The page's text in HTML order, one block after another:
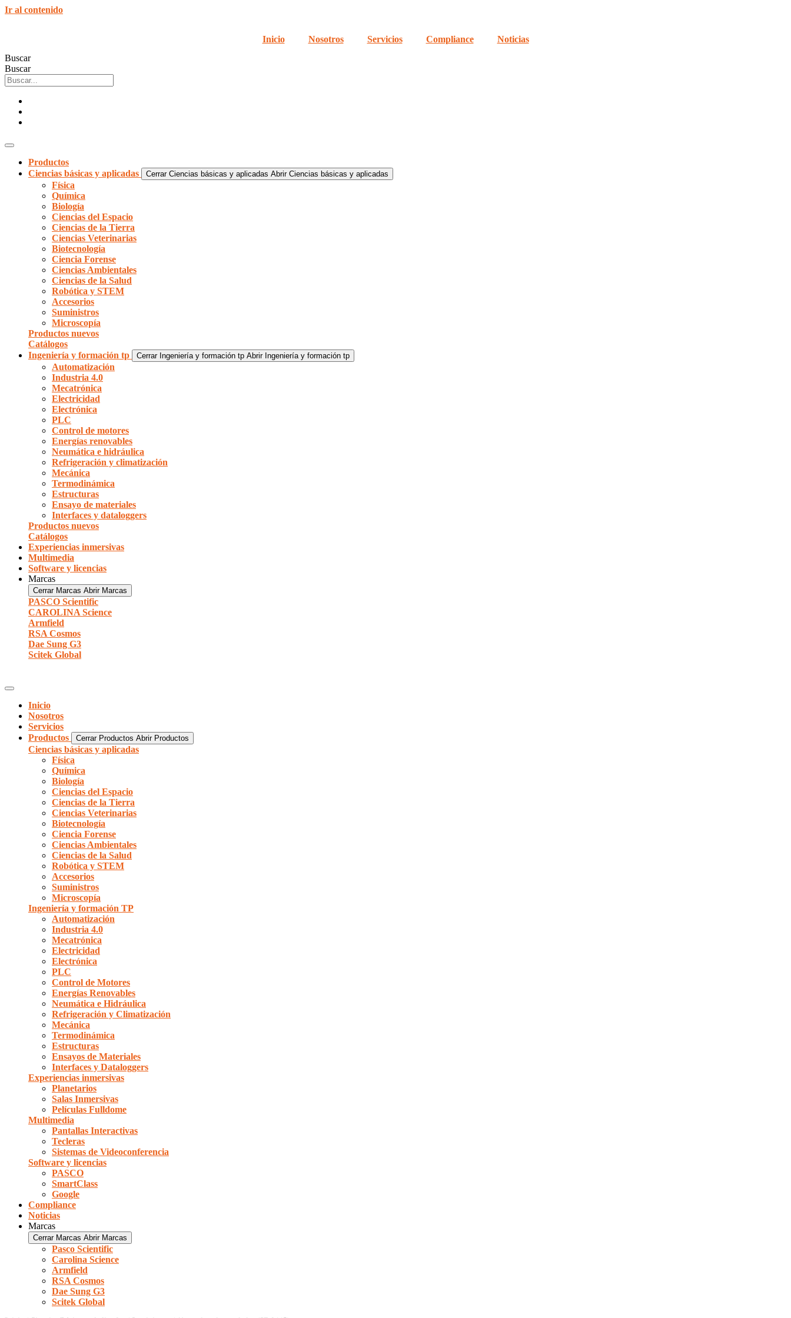
Ir al contenido
Inicio Nosotros Servicios Compliance
Noticias
Buscar
Buscar
Productos
Ciencias básicas y aplicadas
Cerrar Ciencias básicas y aplicadas Abrir Ciencias básicas y aplicadas
Física
Química
Biología
Ciencias del Espacio
Ciencias de la Tierra
Ciencias Veterinarias
Biotecnología
Ciencia Forense
Ciencias Ambientales
Ciencias de la Salud
Robótica y STEM
Accesorios
Suministros
Microscopía
Productos nuevos
Catálogos
Ingeniería y formación tp
Cerrar Ingeniería y formación tp Abrir Ingeniería y formación tp
Automatización
Industria 4.0
Mecatrónica
Electricidad
Electrónica
PLC
Control de motores
Energías renovables
Neumática e hidráulica
Refrigeración y climatización
Mecánica
Termodinámica
Estructuras
Ensayo de materiales
Interfaces y dataloggers
Productos nuevos
Catálogos
Experiencias inmersivas
Multimedia
Software y licencias
Marcas
Cerrar Marcas Abrir Marcas
PASCO Scientific
CAROLINA Science
Armfield
RSA Cosmos
Dae Sung G3
Scitek Global
Inicio
Nosotros
Servicios
Productos
Cerrar Productos Abrir Productos
Ciencias básicas y aplicadas
Física
Química
Biología
Ciencias del Espacio
Ciencias de la Tierra
Ciencias Veterinarias
Biotecnología
Ciencia Forense
Ciencias Ambientales
Ciencias de la Salud
Robótica y STEM
Accesorios
Suministros
Microscopía
Ingeniería y formación TP
Automatización
Industria 4.0
Mecatrónica
Electricidad
Electrónica
PLC
Control de Motores
Energías Renovables
Neumática e Hidráulica
Refrigeración y Climatización
Mecánica
Termodinámica
Estructuras
Ensayos de Materiales
Interfaces y Dataloggers
Experiencias inmersivas
Planetarios
Salas Inmersivas
Películas Fulldome
Multimedia
Pantallas Interactivas
Tecleras
Sistemas de Videoconferencia
Software y licencias
PASCO
SmartClass
Google
Compliance
Noticias
Marcas
Cerrar Marcas Abrir Marcas
Pasco Scientific
Carolina Science
Armfield
RSA Cosmos
Dae Sung G3
Scitek Global